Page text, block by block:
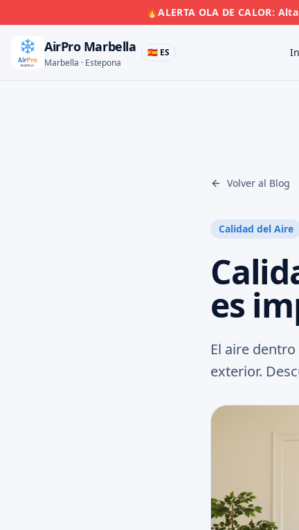
🔥ALERTA OLA DE CALOR:
AirPro Marbella
Marbella · Estepona
🇪🇸 ES
Volver al Blog
Calidad del Aire
es
El aire
exterior.